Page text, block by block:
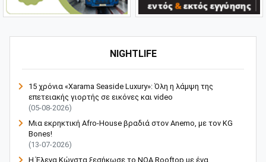
NIGHTLIFE
15 χρόνια «Xarama Seaside Luxury»: Όλη η λάμψη της
επετειακής γιορτής σε εικόνες και video
(05-08-2026)
Μια εκρηκτική Afro-House βραδιά στον Anemo, με τον KG
Bones!
(13-07-2026)
Η Έλενα Κώνστα ξεσήκωσε το NOA Rooftop με ένα